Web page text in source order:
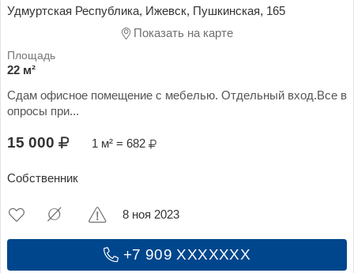
Удмуртская Республика, Ижевск, Пушкинская, 165
Показать на карте
22 м²
Сдам офисное помещение с мебелью. Отдельный вход.Все в
опросы при...
15 000 1 м² = 682
Собственник
+7 909 XXXXXXX
8 ноя 2023